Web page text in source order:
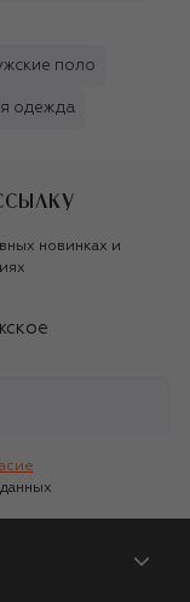
поло
одежда
новинках и